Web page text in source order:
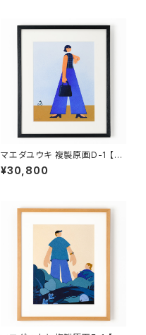
マエダユウキ 複製原画D-1 【A
ppointment】額付き、直筆サイ
ン入り
¥30,800